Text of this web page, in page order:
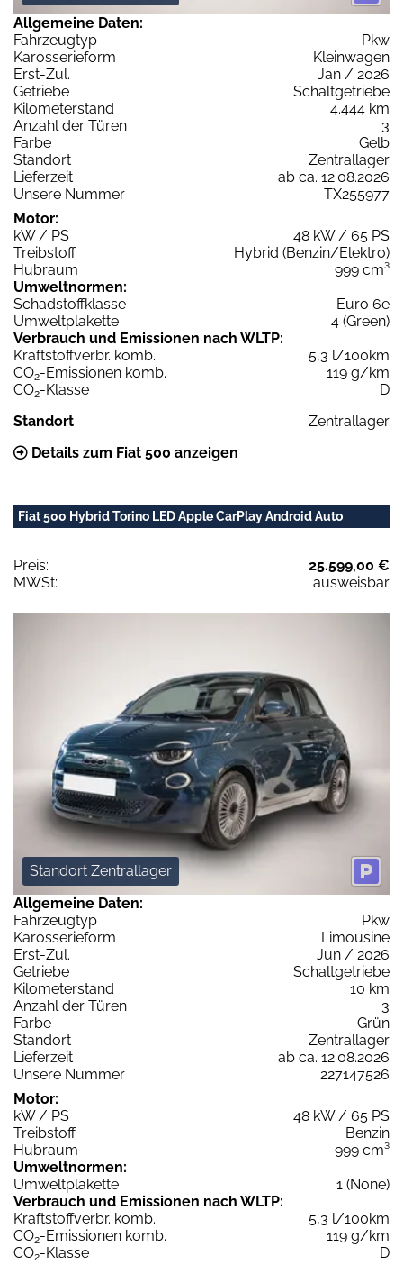
Allgemeine Daten:
Fahrzeugtyp
Pkw
Karosserieform
Kleinwagen
Erst-Zul.
Jan / 2026
Getriebe
Schaltgetriebe
Kilometerstand
4.444 km
Anzahl der Türen
3
Farbe
Gelb
Standort
Zentrallager
Lieferzeit
ab ca. 12.08.2026
Unsere Nummer
TX255977
Motor:
kW / PS
48 kW / 65 PS
Treibstoff
Hybrid (Benzin/Elektro)
Hubraum
999 cm³
Umweltnormen:
Schadstoffklasse
Euro 6e
Umweltplakette
4 (Green)
Verbrauch und Emissionen nach WLTP:
Kraftstoffverbr. komb.
5,3 l/100km
CO2-Emissionen komb.
119 g/km
CO2-Klasse
D
Standort
Zentrallager
Details zum Fiat 500 anzeigen
Fiat 500 Hybrid Torino LED Apple CarPlay Android Auto
Preis:
25.599,00 €
MWSt:
ausweisbar
Standort Zentrallager
Allgemeine Daten:
Fahrzeugtyp
Pkw
Karosserieform
Limousine
Erst-Zul.
Jun / 2026
Getriebe
Schaltgetriebe
Kilometerstand
10 km
Anzahl der Türen
3
Farbe
Grün
Standort
Zentrallager
Lieferzeit
ab ca. 12.08.2026
Unsere Nummer
227147526
Motor:
kW / PS
48 kW / 65 PS
Treibstoff
Benzin
Hubraum
999 cm³
Umweltnormen:
Umweltplakette
1 (None)
Verbrauch und Emissionen nach WLTP:
Kraftstoffverbr. komb.
5,3 l/100km
CO2-Emissionen komb.
119 g/km
CO2-Klasse
D